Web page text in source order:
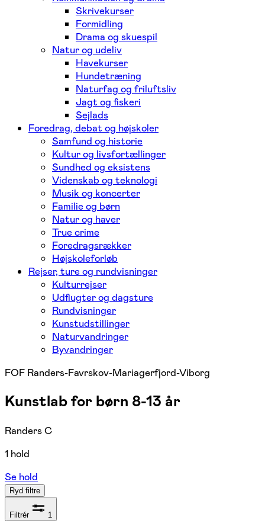
Skrivekurser
Formidling
Drama og skuespil
Natur og udeliv
Havekurser
Hundetræning
Naturfag og friluftsliv
Jagt og fiskeri
Sejlads
Foredrag, debat og højskoler
Samfund og historie
Kultur og livsfortællinger
Sundhed og eksistens
Videnskab og teknologi
Musik og koncerter
Familie og børn
Natur og haver
True crime
Foredragsrækker
Højskoleforløb
Rejser, ture og rundvisninger
Kulturrejser
Udflugter og dagsture
Rundvisninger
Kunstudstillinger
Naturvandringer
Byvandringer
FOF Randers-Favrskov-Mariagerfjord-Viborg
Kunstlab for børn 8-13 år
Randers C
1 hold
Se hold
Ryd filtre
Filtrér 1